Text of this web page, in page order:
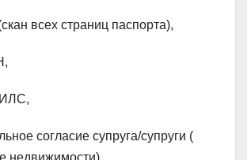
всех страниц паспорта),
согласие супруга/супруги (
недвижимости),